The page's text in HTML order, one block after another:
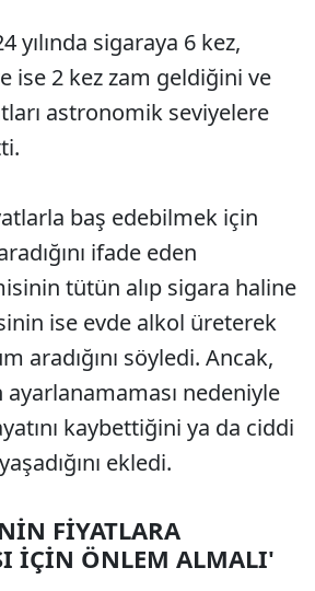
yılında sigaraya 6 kez,
ise 2 kez zam geldiğini ve
astronomik seviyelere
baş edebilmek için
ifade eden
tütün alıp sigara haline
ise evde alkol üreterek
aradığını söyledi. Ancak,
ayarlanamaması nedeniyle
kaybettiğini ya da ciddi
ekledi.
FİYATLARA
İÇİN ÖNLEM ALMALI'